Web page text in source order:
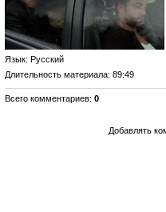
Язык: Русский
Длительность материала: 89:49
Всего комментариев: 0
Добавлять